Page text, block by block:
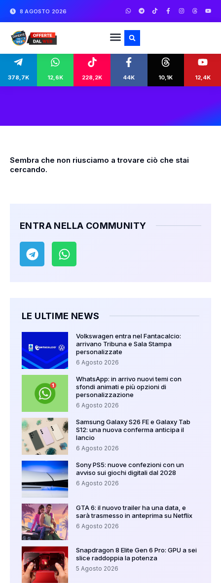
8 AGOSTO 2026
378,7K 12,6K 228,2K 44K 10,1K 12,4K
Sembra che non riusciamo a trovare ciò che stai
cercando.
ENTRA NELLA COMMUNITY
LE ULTIME NEWS
Volkswagen entra nel Fantacalcio:
arrivano Tribuna e Sala Stampa
personalizzate
6 Agosto 2026
WhatsApp: in arrivo nuovi temi con
sfondi animati e più opzioni di
personalizzazione
6 Agosto 2026
Samsung Galaxy S26 FE e Galaxy Tab
S12: una nuova conferma anticipa il
lancio
6 Agosto 2026
Sony PS5: nuove confezioni con un
avviso sui giochi digitali dal 2028
6 Agosto 2026
GTA 6: il nuovo trailer ha una data, e
sarà trasmesso in anteprima su Netflix
6 Agosto 2026
Snapdragon 8 Elite Gen 6 Pro: GPU a sei
slice raddoppia la potenza
5 Agosto 2026